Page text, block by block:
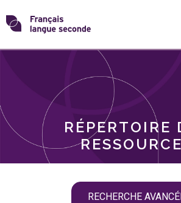
Skip
toTransformons
langue
RÉPERTOIRE
RECHERCHE
THÈMES